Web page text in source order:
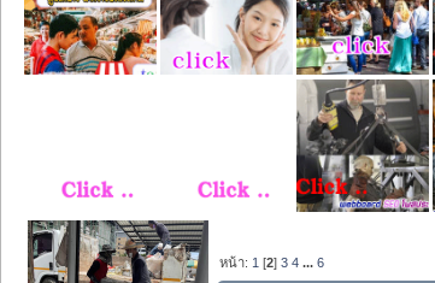
หน้า: 1 [2]3 4 ...6